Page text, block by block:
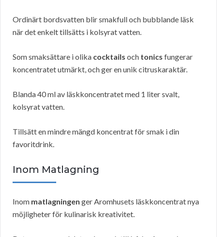
Ordinärt bordsvatten blir smakfull och bubblande läsk
när det enkelt tillsätts i kolsyrat vatten.
Som smaksättare i olika cocktails och tonics fungerar
koncentratet utmärkt, och ger en unik citruskaraktär.
Blanda 40 ml av läskkoncentratet med 1 liter svalt,
kolsyrat vatten.
Tillsätt en mindre mängd koncentrat för smak i din
favoritdrink.
Inom Matlagning
Inom matlagningen ger Aromhusets läskkoncentrat nya
möjligheter för kulinarisk kreativitet.